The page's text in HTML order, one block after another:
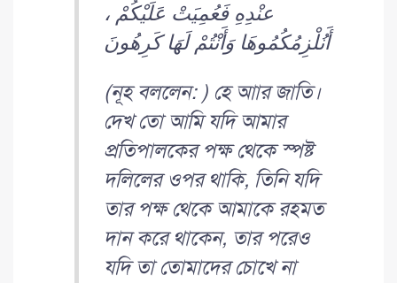
عنْدِهِ فَعُمِيَتْ عَلَيْكُمْ ،
أَنُلْزِمُكُمُوهَا وَأَنْتُمْ لَهَا كَرِهُونَ
(নূহ বললেন: ) হে আার জাতি।
দেখ তো আমি যদি আমার
প্রতিপালকের পক্ষ থেকে স্পষ্ট
দলিলের ওপর থাকি, তিনি যদি
তার পক্ষ থেকে আমাকে রহমত
দান করে থাকেন, তার পরেও
যদি তা তোমাদের চোখে না